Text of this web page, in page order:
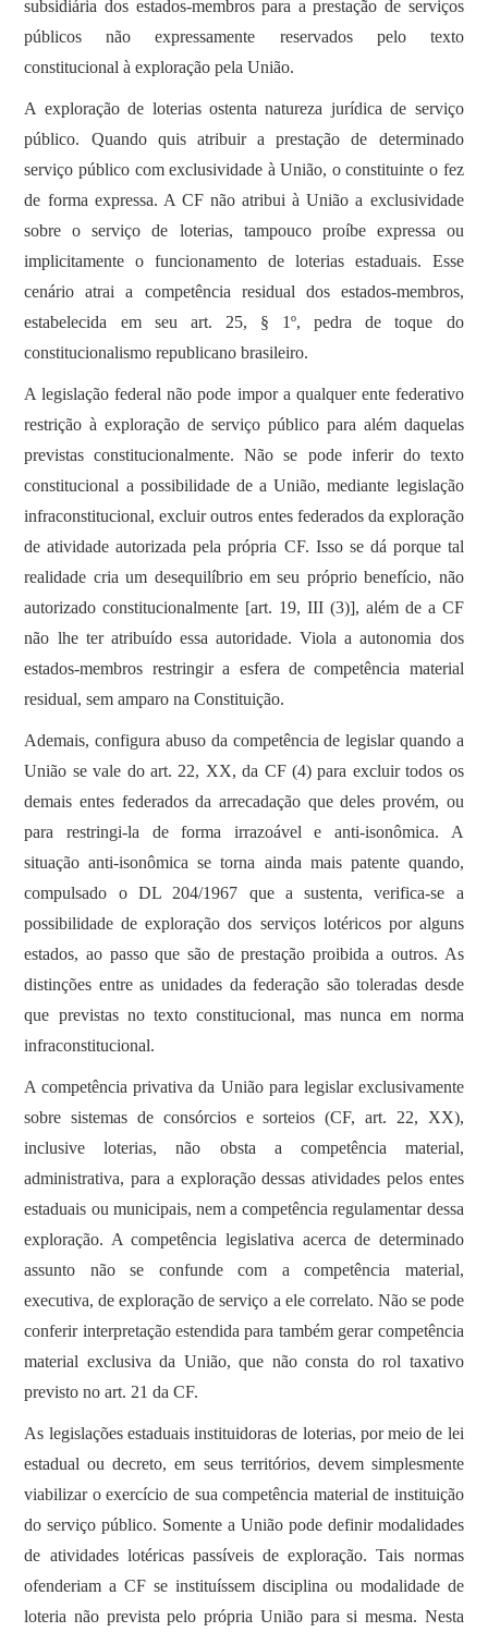
subsidiária dos estados-membros para a prestação de serviços
públicos não expressamente reservados pelo texto
constitucional à exploração pela União.
A exploração de loterias ostenta natureza jurídica de serviço
público. Quando quis atribuir a prestação de determinado
serviço público com exclusividade à União, o constituinte o fez
de forma expressa. A CF não atribui à União a exclusividade
sobre o serviço de loterias, tampouco proíbe expressa ou
implicitamente o funcionamento de loterias estaduais. Esse
cenário atrai a competência residual dos estados-membros,
estabelecida em seu art. 25, § 1º, pedra de toque do
constitucionalismo republicano brasileiro.
A legislação federal não pode impor a qualquer ente federativo
restrição à exploração de serviço público para além daquelas
previstas constitucionalmente. Não se pode inferir do texto
constitucional a possibilidade de a União, mediante legislação
infraconstitucional, excluir outros entes federados da exploração
de atividade autorizada pela própria CF. Isso se dá porque tal
realidade cria um desequilíbrio em seu próprio benefício, não
autorizado constitucionalmente [art. 19, III (3)], além de a CF
não lhe ter atribuído essa autoridade. Viola a autonomia dos
estados-membros restringir a esfera de competência material
residual, sem amparo na Constituição.
Ademais, configura abuso da competência de legislar quando a
União se vale do art. 22, XX, da CF (4) para excluir todos os
demais entes federados da arrecadação que deles provém, ou
para restringi-la de forma irrazoável e anti-isonômica. A
situação anti-isonômica se torna ainda mais patente quando,
compulsado o DL 204/1967 que a sustenta, verifica-se a
possibilidade de exploração dos serviços lotéricos por alguns
estados, ao passo que são de prestação proibida a outros. As
distinções entre as unidades da federação são toleradas desde
que previstas no texto constitucional, mas nunca em norma
infraconstitucional.
A competência privativa da União para legislar exclusivamente
sobre sistemas de consórcios e sorteios (CF, art. 22, XX),
inclusive loterias, não obsta a competência material,
administrativa, para a exploração dessas atividades pelos entes
estaduais ou municipais, nem a competência regulamentar dessa
exploração. A competência legislativa acerca de determinado
assunto não se confunde com a competência material,
executiva, de exploração de serviço a ele correlato. Não se pode
conferir interpretação estendida para também gerar competência
material exclusiva da União, que não consta do rol taxativo
previsto no art. 21 da CF.
As legislações estaduais instituidoras de loterias, por meio de lei
estadual ou decreto, em seus territórios, devem simplesmente
viabilizar o exercício de sua competência material de instituição
do serviço público. Somente a União pode definir modalidades
de atividades lotéricas passíveis de exploração. Tais normas
ofenderiam a CF se instituíssem disciplina ou modalidade de
loteria não prevista pelo própria União para si mesma. Nesta